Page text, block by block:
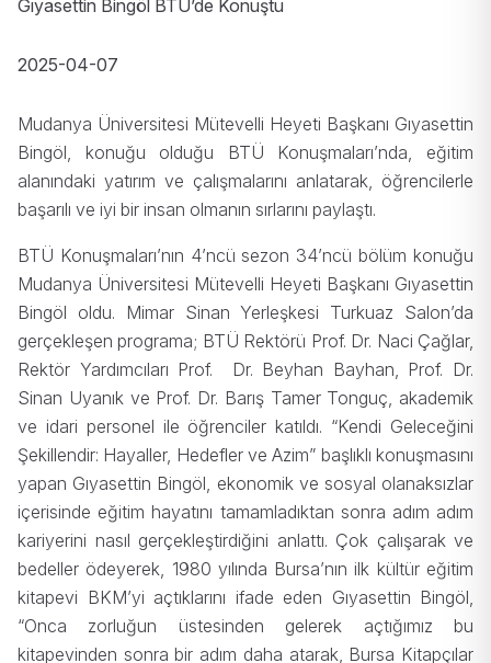
Gıyasettin Bingöl BTÜ’de Konuştu
2025-04-07
Mudanya Üniversitesi Mütevelli Heyeti Başkanı Gıyasettin
Bingöl, konuğu olduğu BTÜ Konuşmaları’nda, eğitim
alanındaki yatırım ve çalışmalarını anlatarak, öğrencilerle
başarılı ve iyi bir insan olmanın sırlarını paylaştı.
BTÜ Konuşmaları’nın 4’ncü sezon 34’ncü bölüm konuğu
Mudanya Üniversitesi Mütevelli Heyeti Başkanı Gıyasettin
Bingöl oldu. Mimar Sinan Yerleşkesi Turkuaz Salon’da
gerçekleşen programa; BTÜ Rektörü Prof. Dr. Naci Çağlar,
Rektör Yardımcıları Prof. Dr. Beyhan Bayhan, Prof. Dr.
Sinan Uyanık ve Prof. Dr. Barış Tamer Tonguç, akademik
ve idari personel ile öğrenciler katıldı. “Kendi Geleceğini
Şekillendir: Hayaller, Hedefler ve Azim” başlıklı konuşmasını
yapan Gıyasettin Bingöl, ekonomik ve sosyal olanaksızlar
içerisinde eğitim hayatını tamamladıktan sonra adım adım
kariyerini nasıl gerçekleştirdiğini anlattı. Çok çalışarak ve
bedeller ödeyerek, 1980 yılında Bursa’nın ilk kültür eğitim
kitapevi BKM’yi açtıklarını ifade eden Gıyasettin Bingöl,
“Onca zorluğun üstesinden gelerek açtığımız bu
kitapevinden sonra bir adım daha atarak, Bursa Kitapçılar